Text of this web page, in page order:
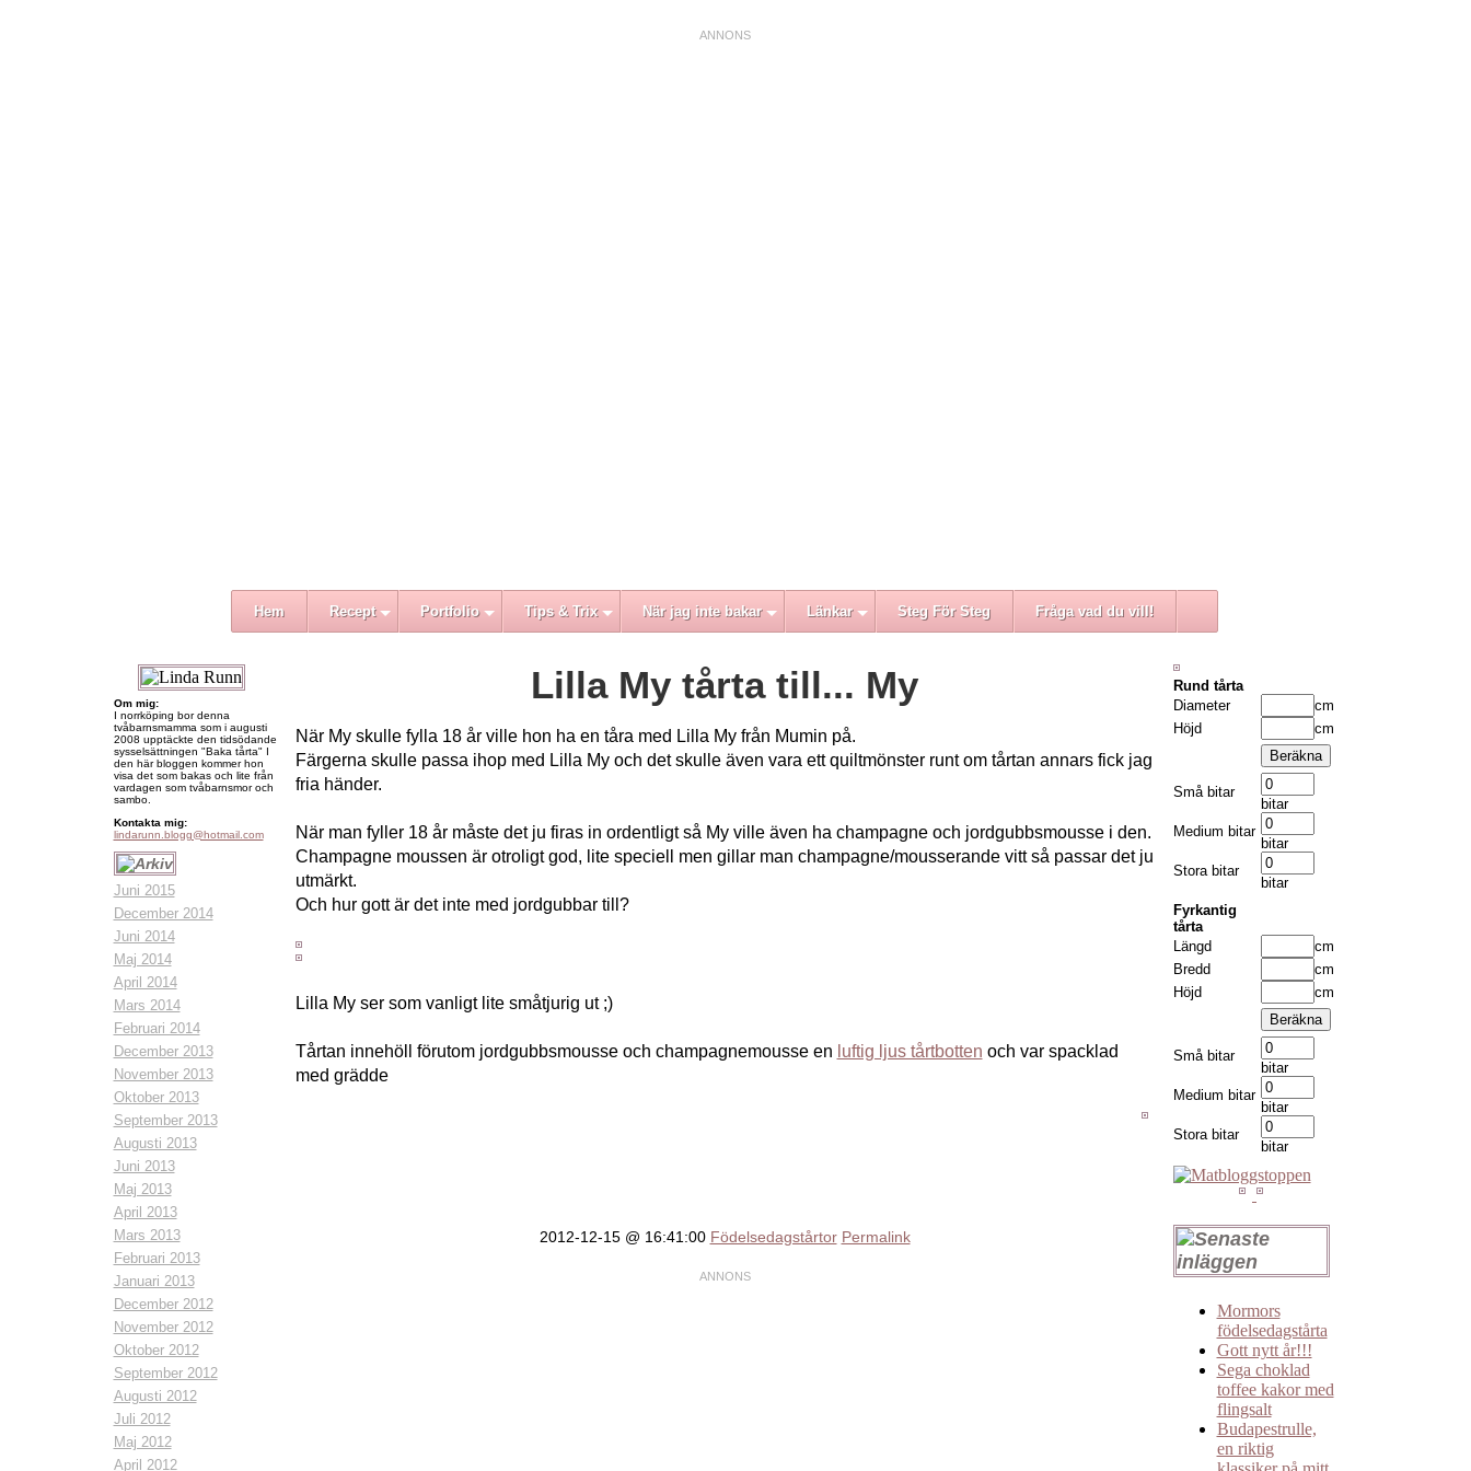
Hem Recept Portfolio Tips & Trix När jag inte bakar Länkar Steg För Steg Fråga vad du vill!
Om mig:
I norrköping bor denna
tvåbarnsmamma som i augusti
2008 upptäckte den tidsödande
sysselsättningen "Baka tårta" I
den här bloggen kommer hon
visa det som bakas och lite från
vardagen som tvåbarnsmor och
sambo.
Kontakta mig:
lindarunn.blogg@hotmail.com
Juni 2015
December 2014
Juni 2014
Maj 2014
April 2014
Mars 2014
Februari 2014
December 2013
November 2013
Oktober 2013
September 2013
Augusti 2013
Juni 2013
Maj 2013
April 2013
Mars 2013
Februari 2013
Januari 2013
December 2012
November 2012
Oktober 2012
September 2012
Augusti 2012
Juli 2012
Maj 2012
April 2012
Lilla My tårta till... My
När My skulle fylla 18 år ville hon ha en tåra med Lilla My från Mumin på.
Färgerna skulle passa ihop med Lilla My och det skulle även vara ett quiltmönster runt om tårtan annars fick jag
fria händer.
När man fyller 18 år måste det ju firas in ordentligt så My ville även ha champagne och jordgubbsmousse i den.
Champagne moussen är otroligt god, lite speciell men gillar man champagne/mousserande vitt så passar det ju
utmärkt.
Och hur gott är det inte med jordgubbar till?
Lilla My ser som vanligt lite småtjurig ut ;)
Tårtan innehöll förutom jordgubbsmousse och champagnemousse en luftig ljus tårtbotten och var spacklad
med grädde
2012-12-15 @ 16:41:00 Födelsedagstårtor Permalink
Rund tårta
Diameter
cm
Höjd
cm
Små bitar
bitar
Medium bitar
bitar
Stora bitar
bitar
Fyrkantig
tårta
Längd
cm
Bredd
cm
Höjd
cm
Små bitar
bitar
Medium bitar
bitar
Stora bitar
bitar
Mormors
födelsedagstårta
Gott nytt år!!!
Sega choklad
toffee kakor med
flingsalt
Budapestrulle,
en riktig